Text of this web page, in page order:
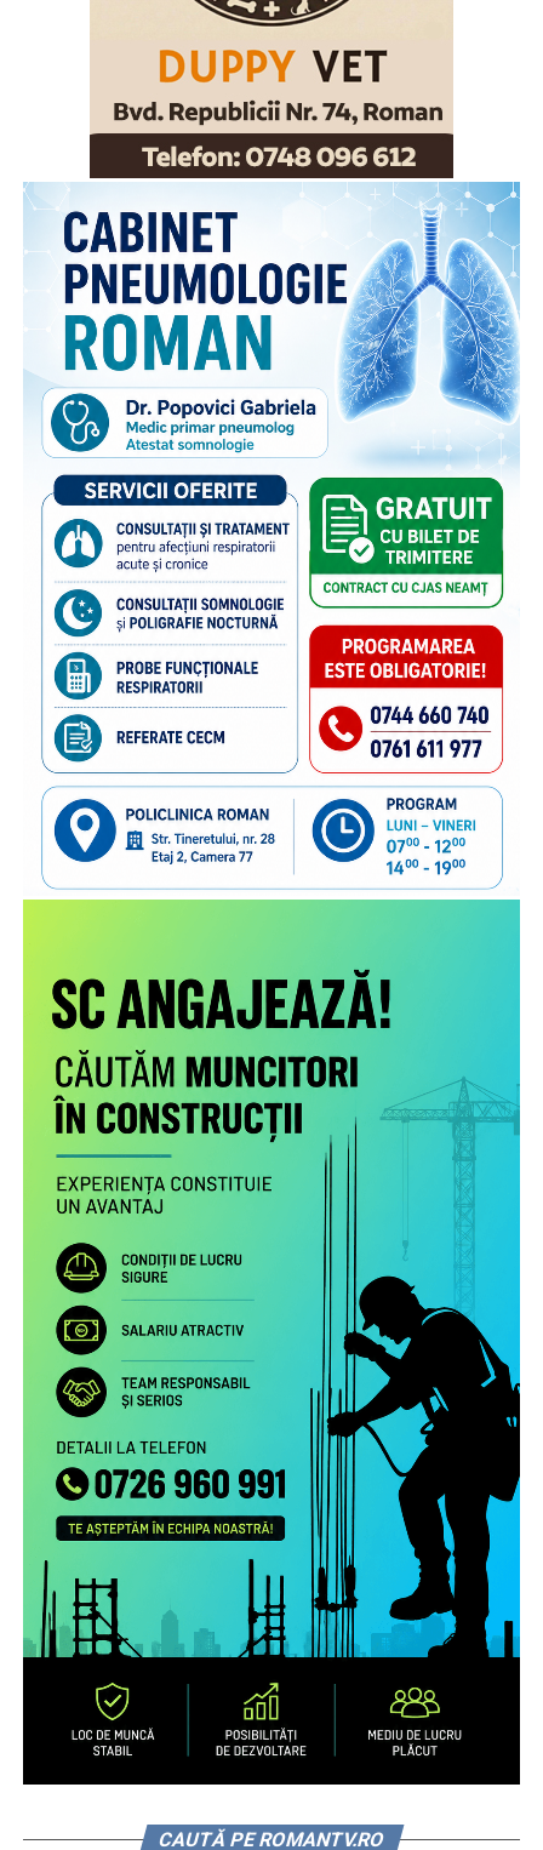
CAUTĂ PE ROMANTV.RO